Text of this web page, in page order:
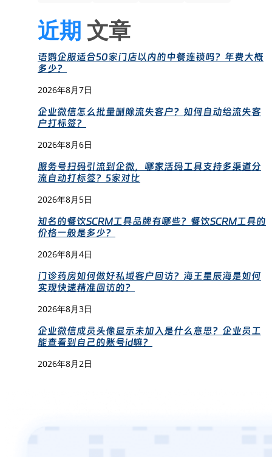
近期 文章
语鹦企服适合50家门店以内的中餐连锁吗？年费大概
多少？
2026年8月7日
企业微信怎么批量删除流失客户？如何自动给流失客
户打标签？
2026年8月6日
服务号扫码引流到企微，哪家活码工具支持多渠道分
流自动打标签？5家对比
2026年8月5日
知名的餐饮SCRM工具品牌有哪些？餐饮SCRM工具的
价格一般是多少？
2026年8月4日
门诊药房如何做好私域客户回访？海王星辰海是如何
实现快速精准回访的？
2026年8月3日
企业微信成员头像显示未加入是什么意思？企业员工
能查看到自己的账号id嘛？
2026年8月2日